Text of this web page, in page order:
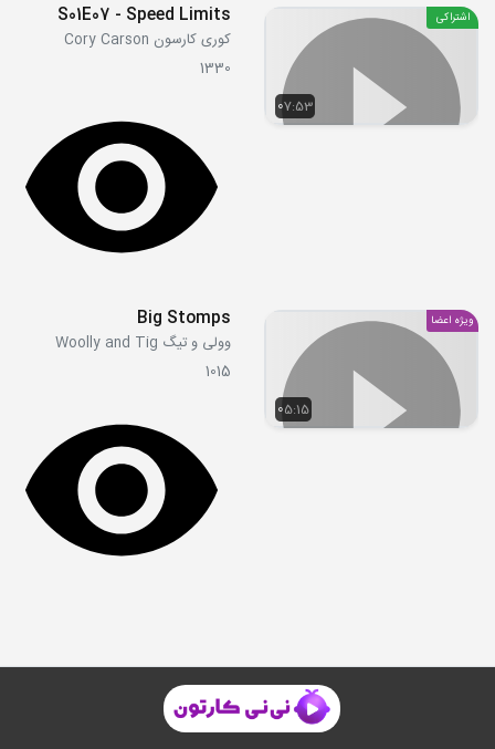
07:53
اشتراکی S01E07 - Speed Limits
کوری کارسون Cory Carson
1330
05:15
ویژه اعضا Big Stomps
وولی و تیگ Woolly and Tig
1015